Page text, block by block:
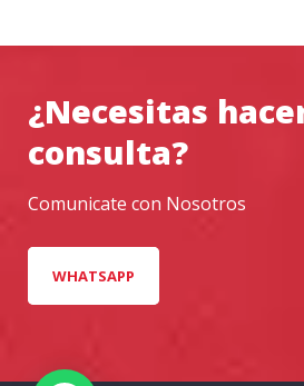
¿Necesitas
consulta?
Comunicate con Nosotros
WHATSAPP